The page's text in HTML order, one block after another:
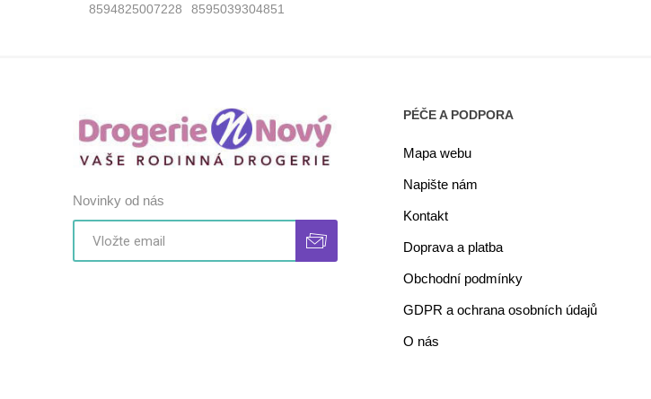
8594825007228
8595039304851
Novinky od nás
PÉČE A PODPORA
Mapa webu
Napište nám
Kontakt
Doprava a platba
Obchodní podmínky
GDPR a ochrana osobních údajů
O nás